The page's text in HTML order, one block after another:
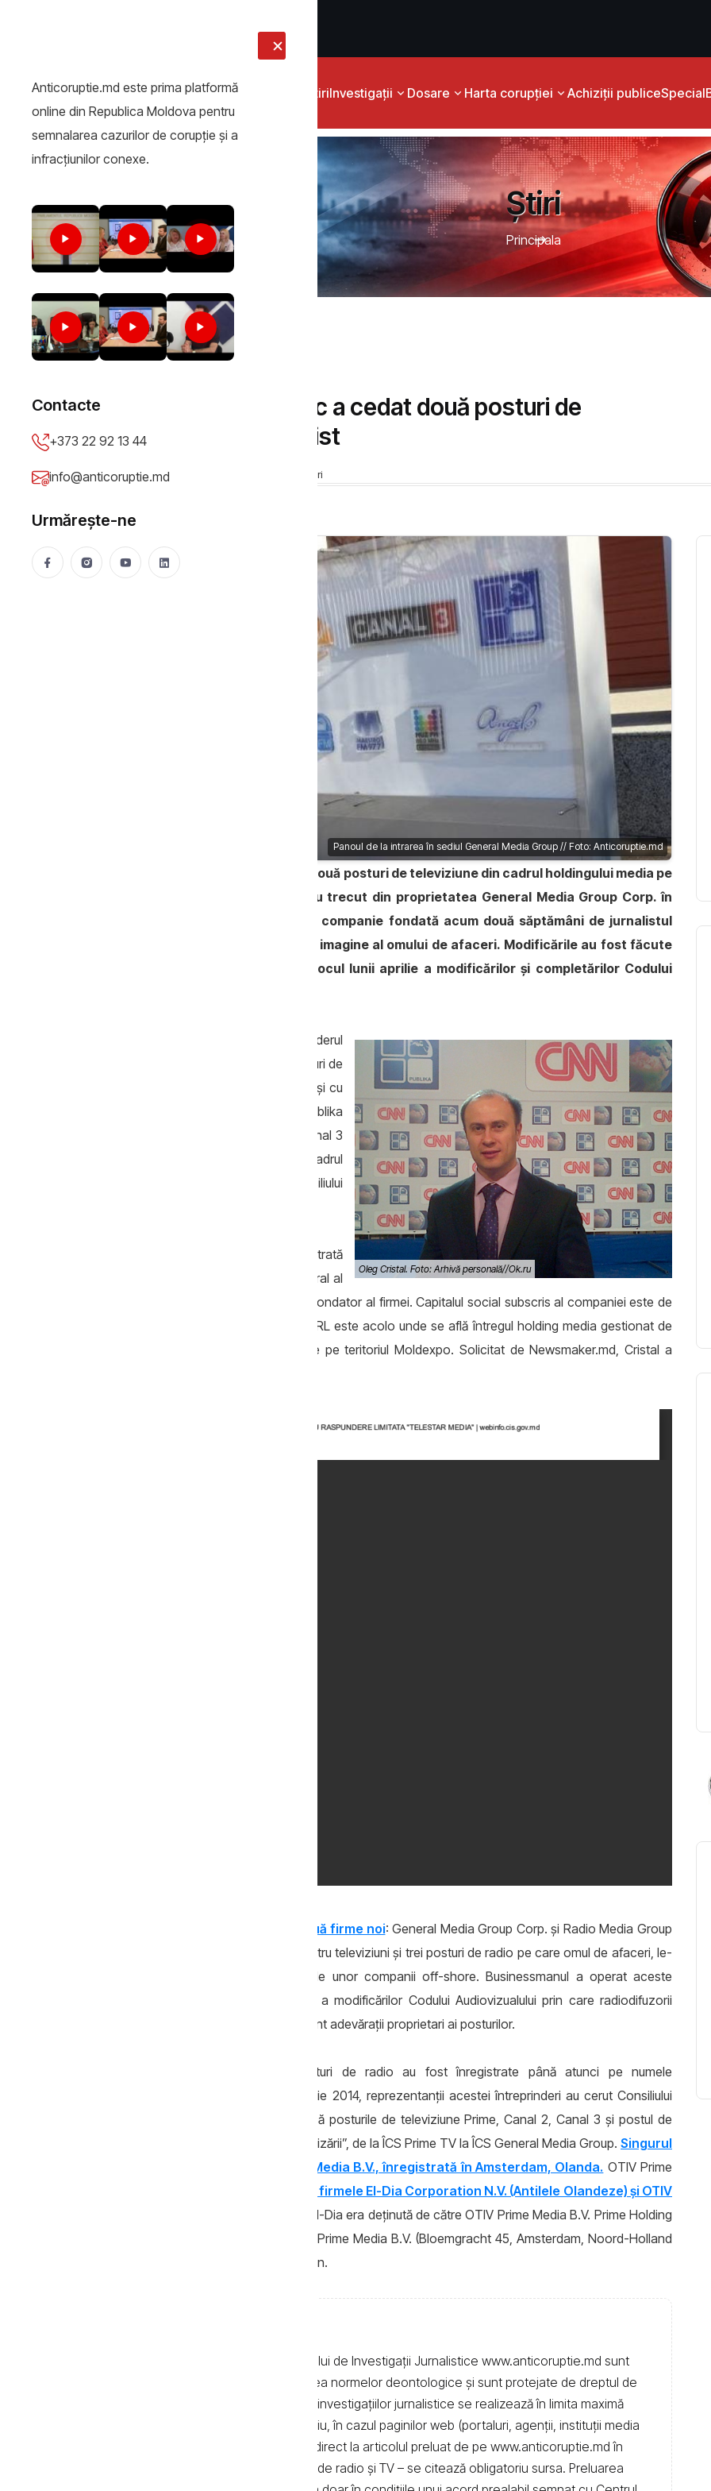
ȘtiriInvestigații Dosare Harta corupției Achiziții publiceSpecial
Anticoruptie.md este prima platformă
online din Republica Moldova pentru
semnalarea cazurilor de corupţie şi a
infracţiunilor conexe.
Contacte
+373 22 92 13 44
info@anticoruptie.md
Urmărește-ne
Știri
Principala
Doc // Vlad Plahotniuc a cedat două posturi de
televiziune unui jurnalist
Anticoruptie.md 8639 vizualizări
Panoul de la intrarea în sediul General Media Group // Foto: Anticoruptie.md
Liderul PD Vlad Plahotniuc a cedat două posturi de televiziune din cadrul holdingului media pe
care îl deţine. Canal 2 şi Canal 3 au trecut din proprietatea General Media Group Corp. în
posesia companiei Telestar Media, companie fondată acum două săptămâni de jurnalistul
Oleg Cristal, în prezent consilier de imagine al omului de afaceri. Modificările au fost făcute
odată cu intrarea în vigoare la mijlocul lunii aprilie a modificărilor și completărilor Codului
Oleg Cristal. Foto: Arhivă personală//Ok.ru
, liderul
democrat rămâne, oficial, cu două posturi de
televiziune - Prime și Publika TV -, dar și cu
două posturi de de radio - Muz FM și Publika
FM. Cererile de cesiune a posturilor Canal 3
în cadrul
ședinței de vineri, 12 mai, a Consiliului
Compania Telestar Media a fost înregistrată
la 2 mai. Oleg Cristal, fosul editor general al
Publika TV, este şi administrator, dar şi fondator al firmei. Capitalul social subscris al companiei este de
100.000 de lei. Sediul Telestar Media SRL este acolo unde se află întregul holding media gestionat de
Vlad Plahotniuc, strada Ghioceilor 1 de pe teritoriul Moldexpo. Solicitat de Newsmaker.md, Cristal a
Vlad Plahotniuc a fondat două firme noi: General Media Group Corp. şi Radio Media Group
Inc. pe numele cărora au fost trecute patru televiziuni şi trei posturi de radio pe care omul de afaceri, le-
a ascuns, de-a lungul anilor, în spatele unor companii off-shore. Businessmanul a operat aceste
schimbări odată cu intrarea în vigoare a modificărilor Codului Audiovizualului prin care radiodifuzorii
privaţi au fost obligaţi să declare cine sunt adevăraţii proprietari ai posturilor.
Cele patru televiziuni şi câteva posturi de radio au fost înregistrate până atunci pe numele
companiei General Media Group. În iunie 2014, reprezentanţii acestei întreprinderi au cerut Consiliului
Coordonator al Audiovizualului să treacă posturile de televiziune Prime, Canal 2, Canal 3 şi postul de
radio Maestro FM, „ca urmare a reorganizării”, de la ÎCS Prime TV la ÎCS General Media Group. Singurul
fondator al firmei este OTIV Prime Media B.V., înregistrată în Amsterdam, Olanda. OTIV Prime
are în calitate de acţionari firmele El-Dia Corporation N.V. (Antilele Olandeze) şi OTIV
. În 2011, El-Dia era deţinută de către OTIV Prime Media B.V. Prime Holding
B.V. se afla pe aceeaşi adresă cu OTIV Prime Media B.V. (Bloemgracht 45, Amsterdam, Noord-Holland
1016 KD) şi avea acelaşi număr de telefon.
Textele de pe pagina web a Centrului de Investigații Jurnalistice www.anticoruptie.md sunt
realizate de jurnaliști, cu respectarea normelor deontologice și sunt protejate de dreptul de
autor. Preluarea textelor știrilor și a investigațiilor jurnalistice se realizează în limita maximă
de 500 de semne. În mod obligatoriu, în cazul paginilor web (portaluri, agenții, instituţii media
sau bloguri) trebuie indicat şi linkul direct la articolul preluat de pe www.anticoruptie.md în
primul alineat, iar în cazul posturilor de radio și TV – se citează obligatoriu sursa. Preluarea